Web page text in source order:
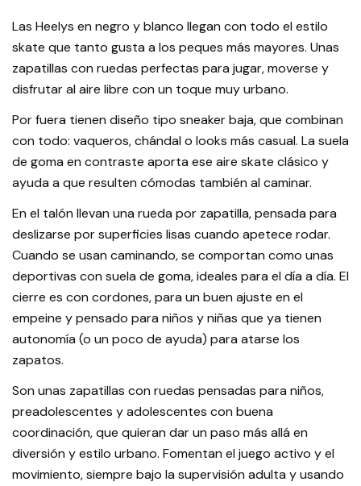
Las Heelys en negro y blanco llegan con todo el estilo
skate que tanto gusta a los peques más mayores. Unas
zapatillas con ruedas perfectas para jugar, moverse y
disfrutar al aire libre con un toque muy urbano.
Por fuera tienen diseño tipo sneaker baja, que combinan
con todo: vaqueros, chándal o looks más casual. La suela
de goma en contraste aporta ese aire skate clásico y
ayuda a que resulten cómodas también al caminar.
En el talón llevan una rueda por zapatilla, pensada para
deslizarse por superficies lisas cuando apetece rodar.
Cuando se usan caminando, se comportan como unas
deportivas con suela de goma, ideales para el día a día. El
cierre es con cordones, para un buen ajuste en el
empeine y pensado para niños y niñas que ya tienen
autonomía (o un poco de ayuda) para atarse los
zapatos.
Son unas zapatillas con ruedas pensadas para niños,
preadolescentes y adolescentes con buena
coordinación, que quieran dar un paso más allá en
diversión y estilo urbano. Fomentan el juego activo y el
movimiento, siempre bajo la supervisión adulta y usando